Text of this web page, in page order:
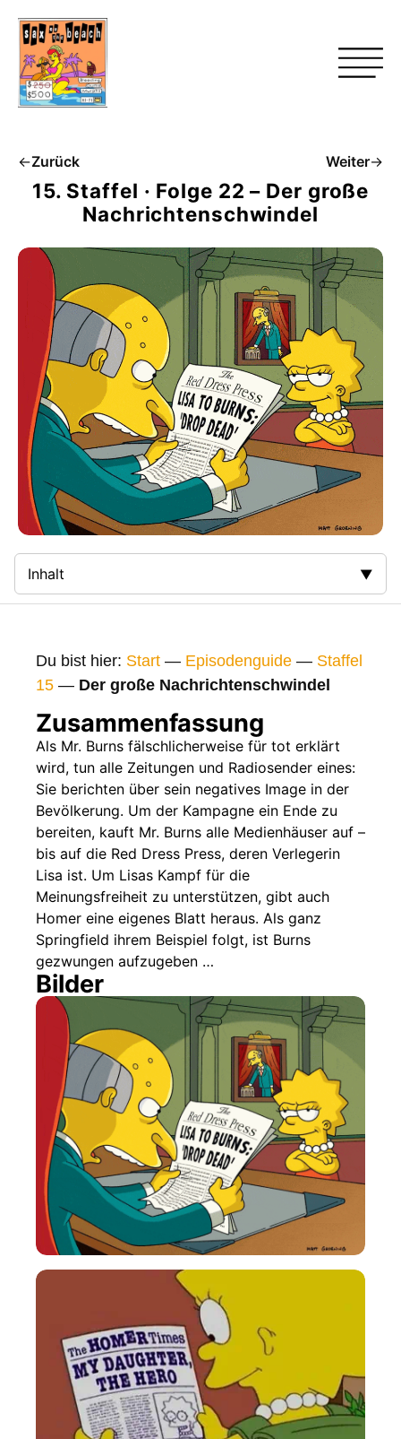
←Zurück Weiter→
15. Staffel · Folge 22 – Der große
Nachrichtenschwindel
Inhalt
Gags
Gaststars
Fakten
Sendetermine
Nächste / Vorherige Folge
Du bist hier: Start — Episodenguide — Staffel
15 — Der große Nachrichtenschwindel
Zusammenfassung
Als Mr. Burns fälschlicherweise für tot erklärt
wird, tun alle Zeitungen und Radiosender eines:
Sie berichten über sein negatives Image in der
Bevölkerung. Um der Kampagne ein Ende zu
bereiten, kauft Mr. Burns alle Medienhäuser auf –
bis auf die Red Dress Press, deren Verlegerin
Lisa ist. Um Lisas Kampf für die
Meinungsfreiheit zu unterstützen, gibt auch
Homer eine eigenes Blatt heraus. Als ganz
Springfield ihrem Beispiel folgt, ist Burns
gezwungen aufzugeben …
Bilder